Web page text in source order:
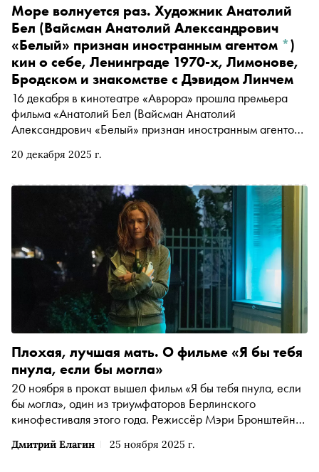
20 декабря 2025 г.
Море волнуется раз. ХудожникАнатолий
Бел (Вайсман Анатолий Александрович
«Белый» признан иностранным агентом *)
кин о себе, Ленинграде 1970-х, Лимонове,
Бродском и знакомстве с Дэвидом Линчем
16 декабря в кинотеатре «Аврора» прошла премьера
фильма«Анатолий Бел (Вайсман Анатолий
Александрович «Белый» признан иностранным агентом
ленинградского художника. Главный герой картины
Петербурга 1970-х, своей первой поездке в Нью-Йорк,
знакомстве с Лимоновым и Бродским, шашлыках на
сцене перед концертом Сергея Курёхина и цветах от
Дэвида Линча (кому и в каких обстоятельствах
режиссер «Синего бархата» их дарил — читайте в
Дмитрий Елагин 25 ноября 2025 г.
Плохая, лучшая мать. О фильме «Я бы тебя
пнула, если бы могла»
20 ноября в прокат вышел фильм «Я бы тебя пнула, если
бы могла», один из триумфаторов Берлинского
кинофестиваля этого года. Режиссёр Мэри Бронштейн
матери в кризисе, которая огрызается, грубит и ведёт